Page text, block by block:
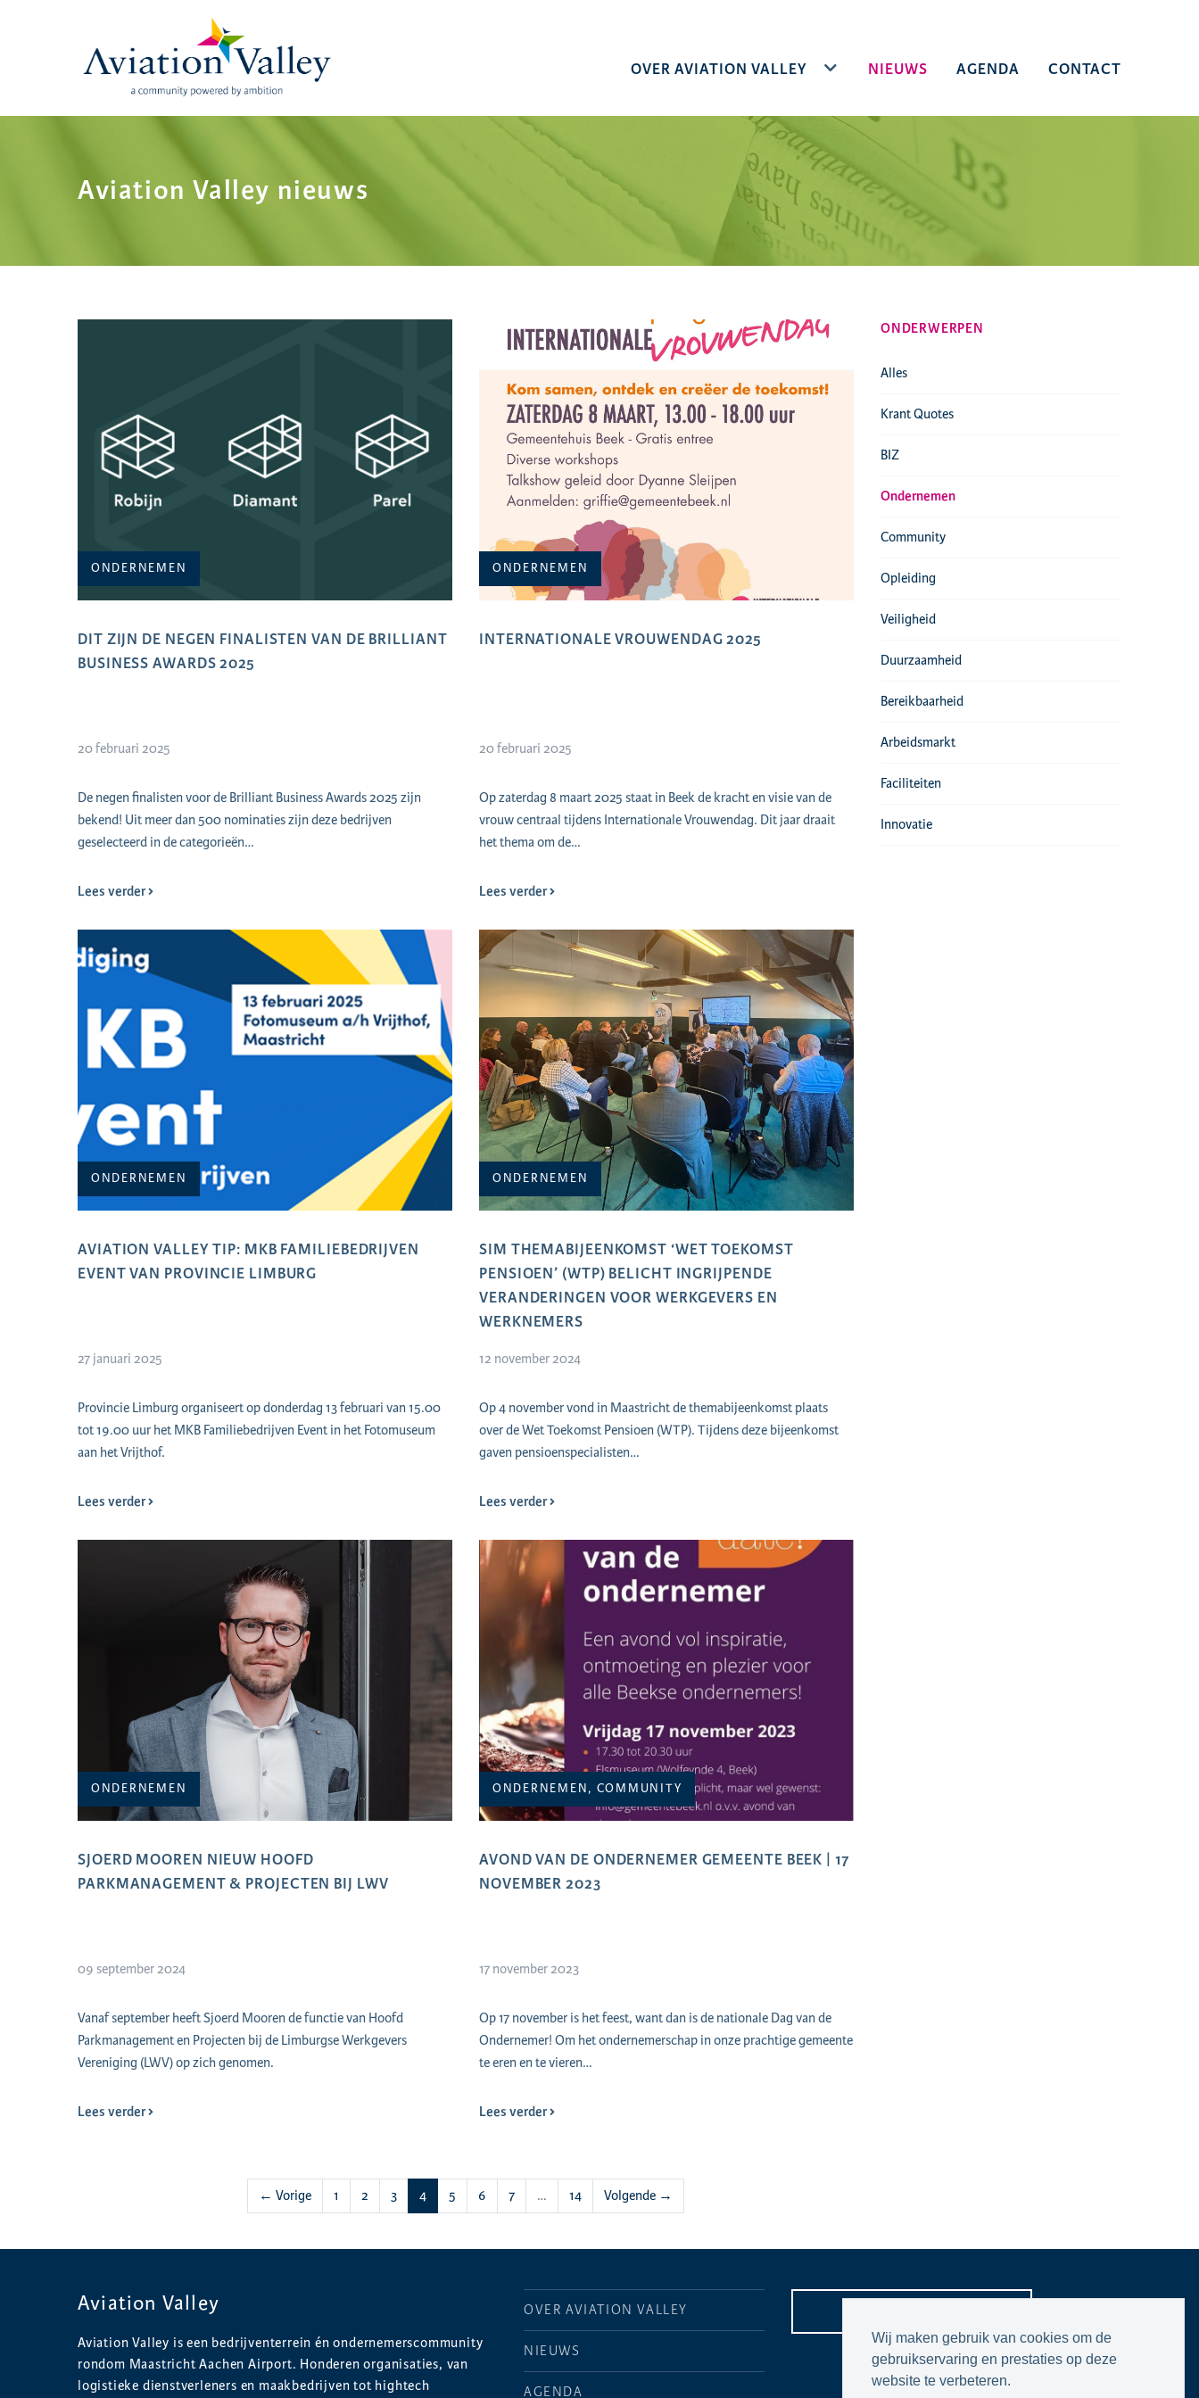
Wij maken gebruik van cookies om de
gebruikservaring en prestaties op deze
website te verbeteren.
OVER AVIATION VALLEY TOGGLE DROPDOWN
NIEUWS (CURRENT)
AGENDA CONTACT
Aviation Valley nieuws
ONDERNEMEN
DIT ZIJN DE NEGEN FINALISTEN VAN DE BRILLIANT
BUSINESS AWARDS 2025
20 februari 2025
De negen finalisten voor de Brilliant Business Awards 2025 zijn
bekend! Uit meer dan 500 nominaties zijn deze bedrijven
geselecteerd in de categorieën…
Lees verder
ONDERNEMEN
INTERNATIONALE VROUWENDAG 2025
20 februari 2025
Op zaterdag 8 maart 2025 staat in Beek de kracht en visie van de
vrouw centraal tijdens Internationale Vrouwendag. Dit jaar draait
het thema om de…
Lees verder
ONDERNEMEN
AVIATION VALLEY TIP: MKB FAMILIEBEDRIJVEN
EVENT VAN PROVINCIE LIMBURG
27 januari 2025
Provincie Limburg organiseert op donderdag 13 februari van 15.00
tot 19.00 uur het MKB Familiebedrijven Event in het Fotomuseum
aan het Vrijthof.
Lees verder
ONDERNEMEN
SIM THEMABIJEENKOMST ‘WET TOEKOMST
PENSIOEN’ (WTP) BELICHT INGRIJPENDE
VERANDERINGEN VOOR WERKGEVERS EN
WERKNEMERS
12 november 2024
Op 4 november vond in Maastricht de themabijeenkomst plaats
over de Wet Toekomst Pensioen (WTP). Tijdens deze bijeenkomst
gaven pensioenspecialisten…
Lees verder
ONDERNEMEN
SJOERD MOOREN NIEUW HOOFD
PARKMANAGEMENT & PROJECTEN BIJ LWV
09 september 2024
Vanaf september heeft Sjoerd Mooren de functie van Hoofd
Parkmanagement en Projecten bij de Limburgse Werkgevers
Vereniging (LWV) op zich genomen.
Lees verder
ONDERNEMEN, COMMUNITY
AVOND VAN DE ONDERNEMER GEMEENTE BEEK | 17
NOVEMBER 2023
17 november 2023
Op 17 november is het feest, want dan is de nationale Dag van de
Ondernemer! Om het ondernemerschap in onze prachtige gemeente
te eren en te vieren…
Lees verder
← Vorige 1 2 3 4(huidige)
5 6 7 … 14 Volgende →
ONDERWERPEN
Alles
Krant Quotes
BIZ
Ondernemen
Community
Opleiding
Veiligheid
Duurzaamheid
Bereikbaarheid
Arbeidsmarkt
Faciliteiten
Innovatie
Aviation Valley
Aviation Valley is een bedrijventerrein én ondernemerscommunity
rondom Maastricht Aachen Airport. Honderen organisaties, van
logistieke dienstverleners en maakbedrijven tot hightech
OVER AVIATION VALLEY
NIEUWS
AGENDA